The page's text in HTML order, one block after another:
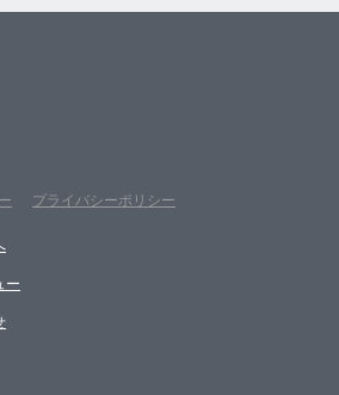
プライバシーポリシー
ー